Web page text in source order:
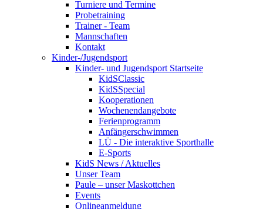
Turniere und Termine
Probetraining
Trainer - Team
Mannschaften
Kontakt
Kinder-/Jugendsport
Kinder- und Jugendsport Startseite
KidSClassic
KidSSpecial
Kooperationen
Wochenendangebote
Ferienprogramm
Anfängerschwimmen
LÜ - Die interaktive Sporthalle
E-Sports
KidS News / Aktuelles
Unser Team
Paule – unser Maskottchen
Events
Onlineanmeldung